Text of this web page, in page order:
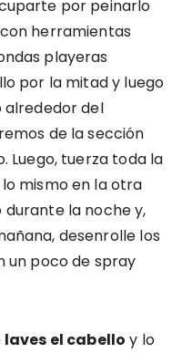
por peinarlo
herramientas
playeras
por la mitad y luego
alrededor del
de la sección
Luego, tuerza toda la
mismo en la otra
la noche y,
desenrolle los
un poco de spray
laves el cabello y lo